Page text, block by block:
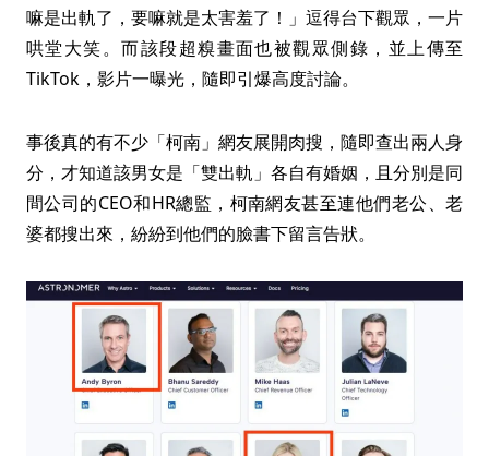
嘛是出軌了，要嘛就是太害羞了！」逗得台下觀眾，一片
哄堂大笑。而該段超糗畫面也被觀眾側錄，並上傳至
TikTok，影片一曝光，隨即引爆高度討論。
事後真的有不少「柯南」網友展開肉搜，隨即查出兩人身
分，才知道該男女是「雙出軌」各自有婚姻，且分別是同
間公司的CEO和HR總監，柯南網友甚至連他們老公、老
婆都搜出來，紛紛到他們的臉書下留言告狀。